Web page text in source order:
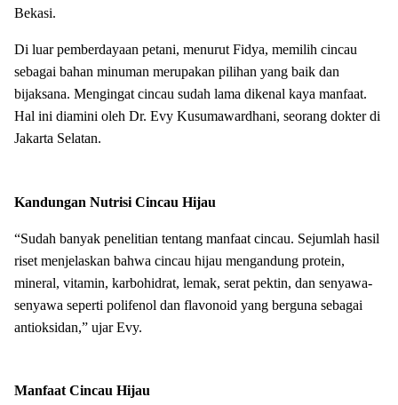
Bekasi.
Di luar pemberdayaan petani, menurut Fidya, memilih cincau
sebagai bahan minuman merupakan pilihan yang baik dan
bijaksana. Mengingat cincau sudah lama dikenal kaya manfaat.
Hal ini diamini oleh Dr. Evy Kusumawardhani, seorang dokter di
Jakarta Selatan.
Kandungan Nutrisi Cincau Hijau
“Sudah banyak penelitian tentang manfaat cincau. Sejumlah hasil
riset menjelaskan bahwa cincau hijau mengandung protein,
mineral, vitamin, karbohidrat, lemak, serat pektin, dan senyawa-
senyawa seperti polifenol dan flavonoid yang berguna sebagai
antioksidan,” ujar Evy.
Manfaat Cincau Hijau